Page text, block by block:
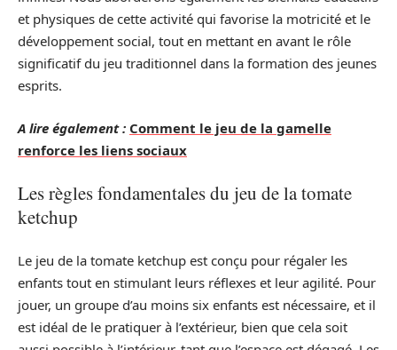
et physiques de cette activité qui favorise la motricité et le
développement social, tout en mettant en avant le rôle
significatif du jeu traditionnel dans la formation des jeunes
esprits.
A lire également : Comment le jeu de la gamelle
renforce les liens sociaux
Les règles fondamentales du jeu de la tomate
ketchup
Le jeu de la tomate ketchup est conçu pour régaler les
enfants tout en stimulant leurs réflexes et leur agilité. Pour
jouer, un groupe d’au moins six enfants est nécessaire, et il
est idéal de le pratiquer à l’extérieur, bien que cela soit